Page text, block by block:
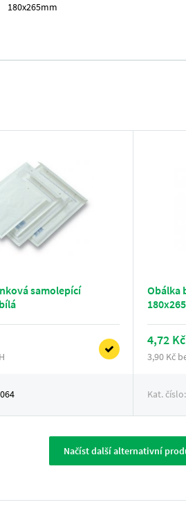
180x265mm
samolepící
Obálka
4,72 Kč
3,90 Kč
Kat. číslo:
Načíst další alternativní